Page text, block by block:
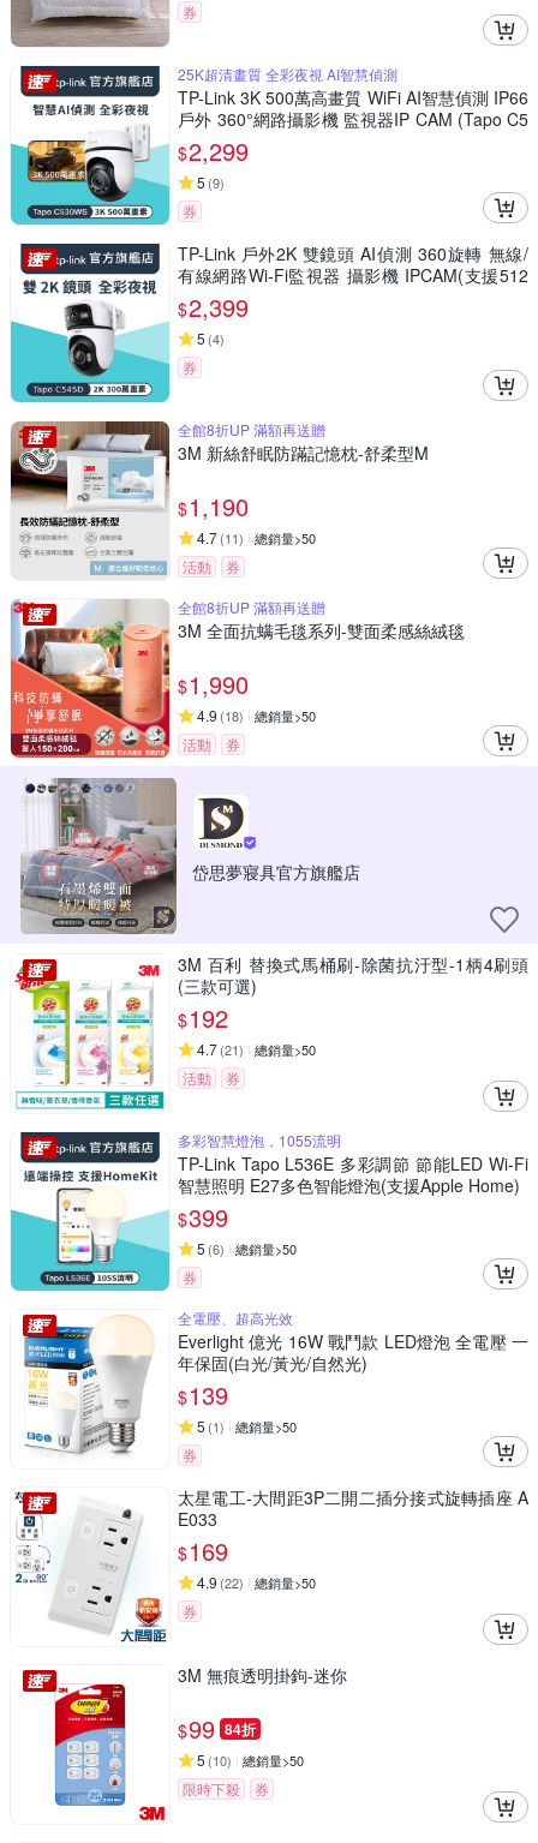
券
25K超清畫質 全彩夜視 AI智慧偵測
TP-Link 3K 500萬高畫質 WiFi AI智慧偵測 IP66
戶外 360°網路攝影機 監視器IP CAM (Tapo C5
30WS)
$2,299
5 (9)
券
TP-Link 戶外2K 雙鏡頭 AI偵測 360旋轉 無線/
有線網路Wi-Fi監視器 攝影機 IPCAM(支援512
G/IP66/Tapo C545D)
$2,399
5 (4)
券
全館8折UP 滿額再送贈
3M 新絲舒眠防蹣記憶枕-舒柔型M
$1,190
4.7(11) 總銷量>50
活動
券
全館8折UP 滿額再送贈
3M 全面抗螨毛毯系列-雙面柔感絲絨毯
$1,990
4.9 (18) 總銷量>50
活動 券
岱思夢寢具官方旗艦店
3M 百利 替換式馬桶刷-除菌抗汙型-1柄4刷頭
(三款可選)
$192
4.7(21) 總銷量>50
活動 券
多彩智慧燈泡，1055流明
TP-Link Tapo L536E 多彩調節 節能LED Wi-Fi
智慧照明 E27多色智能燈泡(支援Apple Home)
$399
5 (6) 總銷量>50
券
全電壓、超高光效
Everlight 億光 16W 戰鬥款 LED燈泡 全電壓 一
年保固(白光/黃光/自然光)
$139
5 (1) 總銷量>50
券
太星電工-大間距3P二開二插分接式旋轉插座 A
E033
$169
4.9 (22) 總銷量>50
券
3M 無痕透明掛鉤-迷你
$99 84折
5 (10) 總銷量>50
限時下殺 券